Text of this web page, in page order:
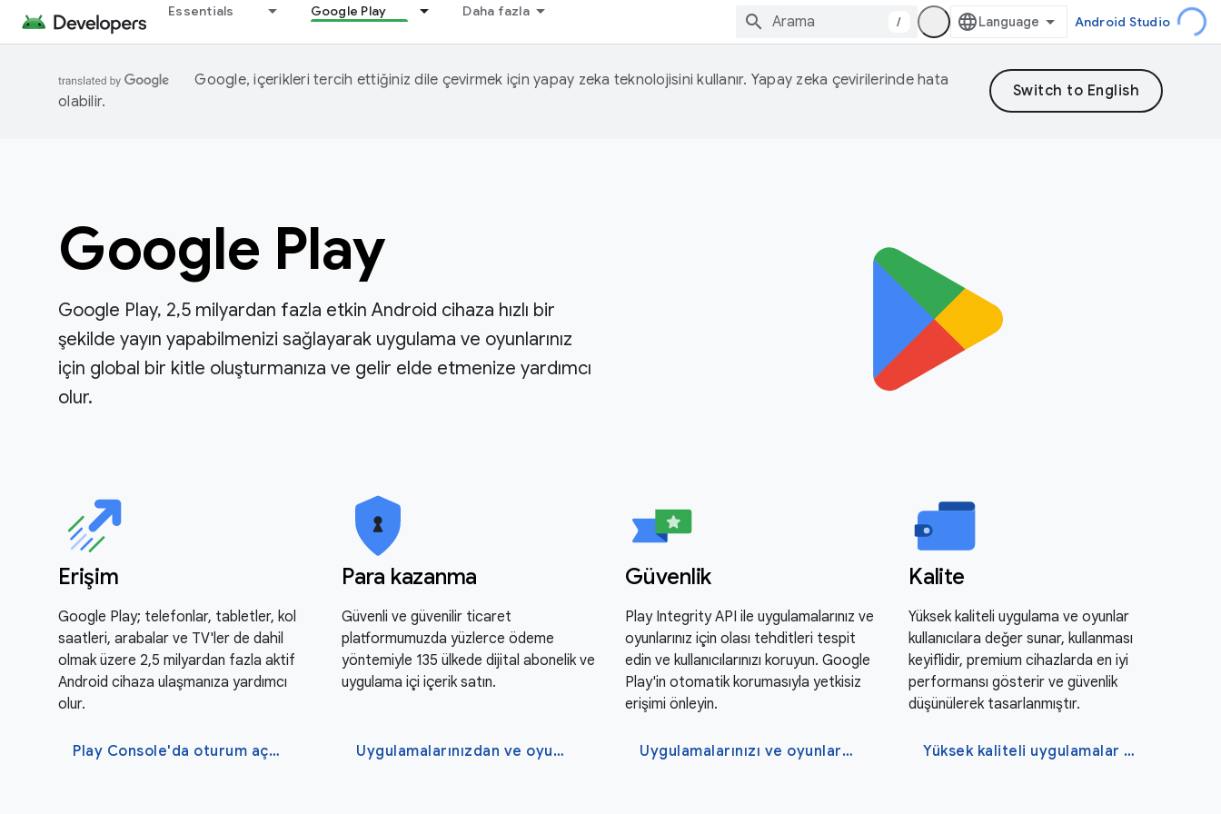
Essentials Google Play Daha fazla
/ Android Studio
Google, içerikleri tercih ettiğiniz dile çevirmek için yapay zeka teknolojisini kullanır. Yapay zeka çevirilerinde hata
olabilir.
Google Play
Google Play, 2,5 milyardan fazla etkin Android cihaza hızlı bir
şekilde yayın yapabilmenizi sağlayarak uygulama ve oyunlarınız
için global bir kitle oluşturmanıza ve gelir elde etmenize yardımcı
olur.
Erişim
Google Play; telefonlar, tabletler, kol
saatleri, arabalar ve TV'ler de dahil
olmak üzere 2,5 milyardan fazla aktif
Android cihaza ulaşmanıza yardımcı
olur.
Play Console'da oturum açma
Para kazanma
Güvenli ve güvenilir ticaret
platformumuzda yüzlerce ödeme
yöntemiyle 135 ülkede dijital abonelik ve
uygulama içi içerik satın.
Uygulamalarınızdan ve oyunlarınızdan para kazanma
Güvenlik
Play Integrity API ile uygulamalarınız ve
oyunlarınız için olası tehditleri tespit
edin ve kullanıcılarınızı koruyun. Google
Play'in otomatik korumasıyla yetkisiz
erişimi önleyin.
Uygulamalarınızı ve oyunlarınızı koruyun
Kalite
Yüksek kaliteli uygulama ve oyunlar
kullanıcılara değer sunar, kullanması
keyiflidir, premium cihazlarda en iyi
performansı gösterir ve güvenlik
düşünülerek tasarlanmıştır.
Yüksek kaliteli uygulamalar ve oyunlar geliştirin